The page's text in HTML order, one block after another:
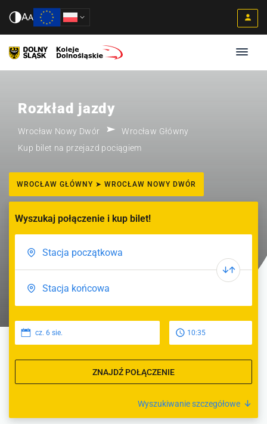
AA
Rozkład jazdy
Wrocław Nowy Dwór
Wrocław Główny
Kup bilet na przejazd pociągiem
WROCŁAW GŁÓWNY ➤ WROCŁAW NOWY DWÓR
Wyszukaj połączenie i kup bilet!
cz. 6 sie. 10:35
ZNAJDŹ POŁĄCZENIE
Wyszukiwanie szczegółowe